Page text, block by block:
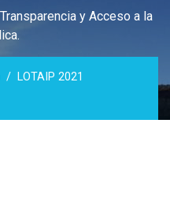
y Acceso a la
LOTAIP 2021